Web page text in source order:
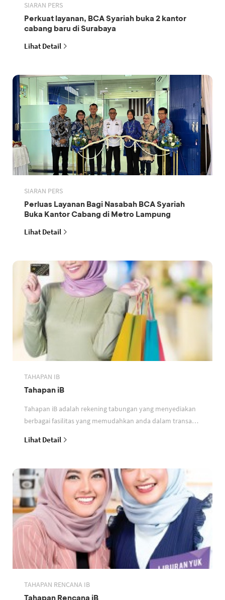
SIARAN PERS
Perkuat layanan, BCA Syariah buka 2 kantor
cabang baru di Surabaya
Lihat Detail
SIARAN PERS
Perluas Layanan Bagi Nasabah BCA Syariah
Buka Kantor Cabang di Metro Lampung
Lihat Detail
TAHAPAN IB
Tahapan iB
Tahapan iB adalah rekening tabungan yang menyediakan
berbagai fasilitas yang memudahkan anda dalam transaksi
Lihat Detail
TAHAPAN RENCANA IB
Tahapan Rencana iB